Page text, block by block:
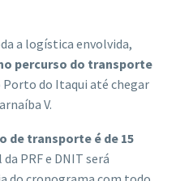
a logística envolvida,
percurso do transporte
Porto do Itaqui até chegar
V.
de transporte é de 15
PRF e DNIT será